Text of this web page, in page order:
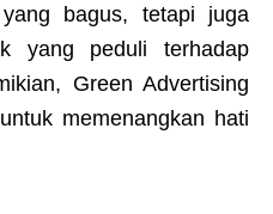
bagus, tetapi juga
yang peduli terhadap
Green Advertising
memenangkan hati